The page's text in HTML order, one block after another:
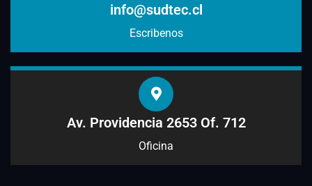
info@sudtec.cl
Escribenos
Av. Providencia 2653 Of. 712
Oficina